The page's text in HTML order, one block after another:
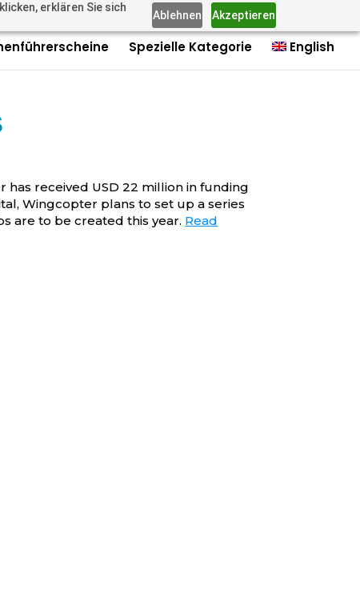
erklären Sie sich
Ablehnen Akzeptieren
+4915735980006 Imprint Contact Contact
Spezielle Kategorie English
received USD 22 million in funding
Wingcopter plans to set up a series
are to be created this year. Read